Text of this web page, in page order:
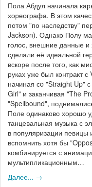
Пола Абдул начинала
хореографа. В этом
потом "по наследству"
Jackson). Однако Полу
голос, внешние данные и
сделали её идеальной
вскоре после того, как
руках уже был контракт
начиная сo "Straight Up"
Girl" и заканчивая "The
"Spellbound",
Поле одинаково хорошо
танцевальная музыка с
в популяризации певицы
вспомнить хотя бы
комбинируется с
мультипликационным…
Далее... →